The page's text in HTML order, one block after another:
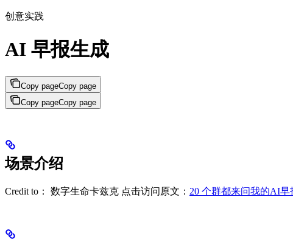
创意实践
AI 早报生成
Copy pageCopy page
Copy pageCopy page
场景介绍
Credit to： 数字生命卡兹克 点击访问原文： 20 个群都来问我的AI早